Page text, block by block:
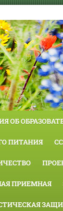
ОБ
ПИТАНИЯ
ПРИЕМНАЯ